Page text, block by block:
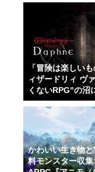
「冒険は楽しい
ィザードリィ ヴ
くないRPG"の沼
かわいい生き物
料モンスター収